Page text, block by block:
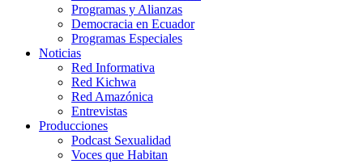
Programas y Alianzas
Democracia en Ecuador
Programas Especiales
Noticias
Red Informativa
Red Kichwa
Red Amazónica
Entrevistas
Producciones
Podcast Sexualidad
Voces que Habitan